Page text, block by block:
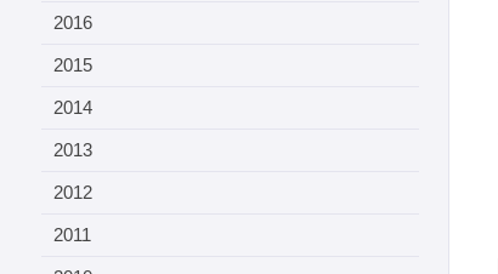
2016
2015
2014
2013
2012
2011